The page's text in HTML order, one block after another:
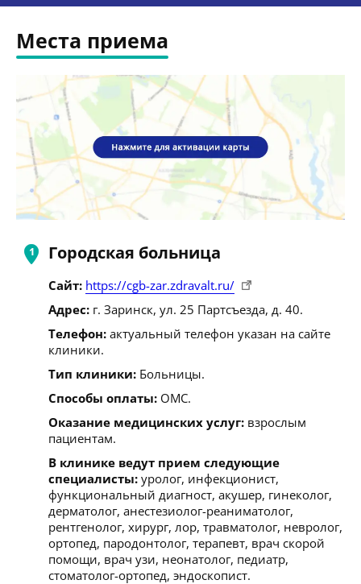
Места приема
Городская больница
Сайт: https://cgb-zar.zdravalt.ru/
Адрес: г. Заринск, ул. 25 Партсъезда, д. 40.
Телефон: актуальный телефон указан на сайте
клиники.
Тип клиники: Больницы.
Способы оплаты: ОМС.
Оказание медицинских услуг: взрослым
пациентам.
В клинике ведут прием следующие
специалисты: уролог, инфекционист,
функциональный диагност, акушер, гинеколог,
дерматолог, анестезиолог-реаниматолог,
рентгенолог, хирург, лор, травматолог, невролог,
ортопед, пародонтолог, терапевт, врач скорой
помощи, врач узи, неонатолог, педиатр,
стоматолог-ортопед, эндоскопист.